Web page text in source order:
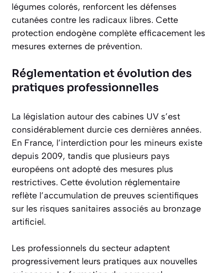
légumes colorés, renforcent les défenses
cutanées contre les radicaux libres. Cette
protection endogène complète efficacement les
mesures externes de prévention.
Réglementation et évolution des
pratiques professionnelles
La législation autour des cabines UV s’est
considérablement durcie ces dernières années.
En France, l’interdiction pour les mineurs existe
depuis 2009, tandis que plusieurs pays
européens ont adopté des mesures plus
restrictives. Cette évolution réglementaire
reflète l’accumulation de preuves scientifiques
sur les risques sanitaires associés au bronzage
artificiel.
Les professionnels du secteur adaptent
progressivement leurs pratiques aux nouvelles